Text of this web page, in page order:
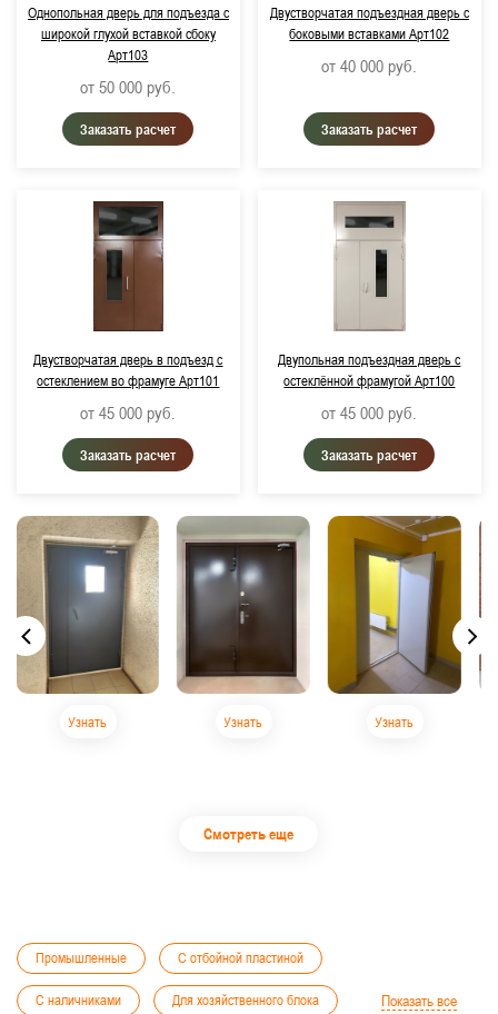
Однопольная дверь для подъезда с
широкой глухой вставкой сбоку
Арт103
от 50 000 руб.
Заказать расчет
Двустворчатая подъездная дверь с
боковыми вставками Арт102
от 40 000 руб.
Заказать расчет
Двустворчатая дверь в подъезд с
остеклением во фрамуге Арт101
от 45 000 руб.
Заказать расчет
Двупольная подъездная дверь с
остеклённой фрамугой Арт100
от 45 000 руб.
Заказать расчет
Узнать Узнать Узнать
Смотреть еще
Промышленные С отбойной пластиной
С наличниками Для хозяйственного блока Показать все